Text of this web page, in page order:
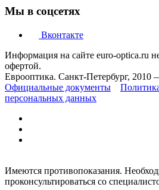
Мы в соцсетях
Вконтакте
Информация на сайте euro-optica.ru
офертой.
Еврооптика. Санкт-Петербург, 2010
Официальные документы
персональных данных
Имеются противопоказания.
проконсультироваться со